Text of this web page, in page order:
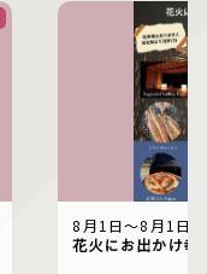
8月1日〜8月1日
花火にお出かけ幸